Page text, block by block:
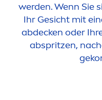
werden. Wenn Sie
Ihr Gesicht mit
abdecken oder
abspritzen,